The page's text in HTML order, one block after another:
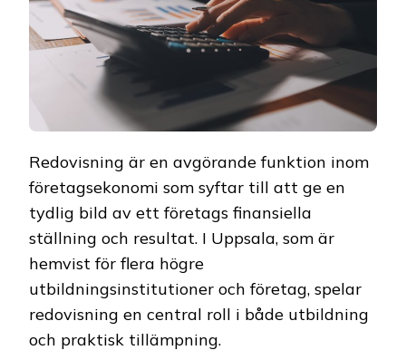
Redovisning är en avgörande funktion inom
företagsekonomi som syftar till att ge en
tydlig bild av ett företags finansiella
ställning och resultat. I Uppsala, som är
hemvist för flera högre
utbildningsinstitutioner och företag, spelar
redovisning en central roll i både utbildning
och praktisk tillämpning.